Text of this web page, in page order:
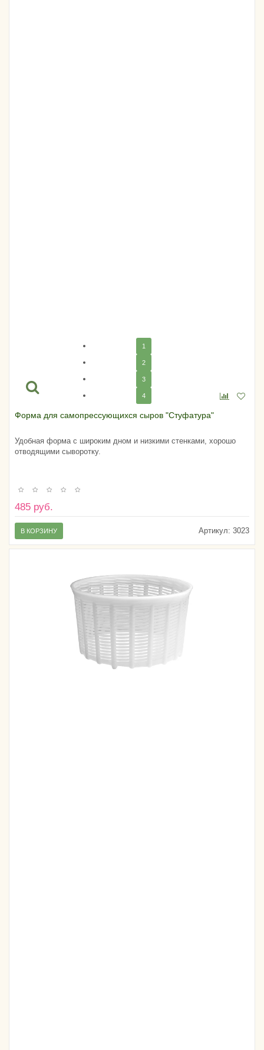
1
2
3
4
Форма для самопрессующихся сыров "Стуфатура"
Удобная форма с широким дном и низкими стенками, хорошо
отводящими сыворотку.
485 руб.
Артикул: 3023
В КОРЗИНУ